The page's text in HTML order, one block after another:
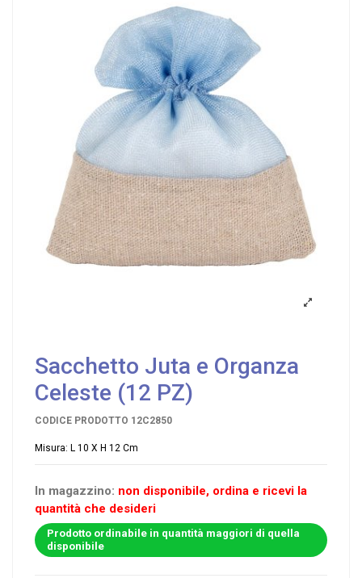
Sacchetto Juta e Organza
Celeste (12 PZ)
CODICE PRODOTTO 12C2850
Misura: L 10 X H 12 Cm
In magazzino: non disponibile, ordina e ricevi la
quantità che desideri
Prodotto ordinabile in quantità maggiori di quella
disponibile